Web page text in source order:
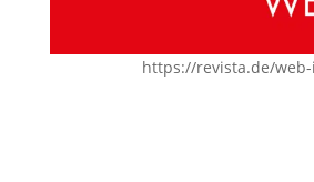
https://revista.de/